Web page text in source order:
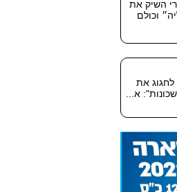
השיק את
וכולם
את
א...